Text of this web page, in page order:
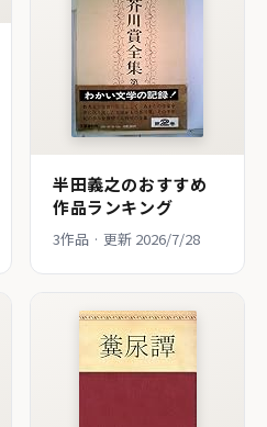
半田義之のおすすめ
作品ランキング
3作品 · 更新 2026/7/28